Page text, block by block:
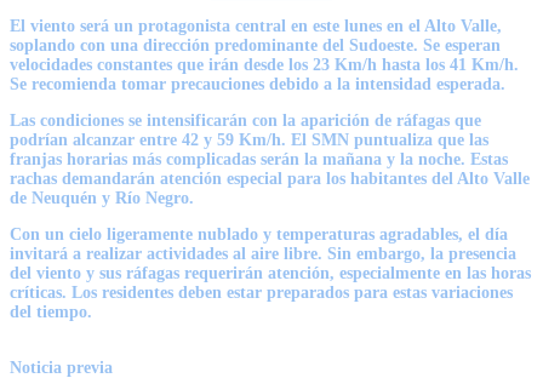
El viento será un protagonista central en este lunes en el Alto Valle,
soplando con una dirección predominante del Sudoeste. Se esperan
velocidades constantes que irán desde los 23 Km/h hasta los 41 Km/h.
Se recomienda tomar precauciones debido a la intensidad esperada.
Las condiciones se intensificarán con la aparición de ráfagas que
podrían alcanzar entre 42 y 59 Km/h. El SMN puntualiza que las
franjas horarias más complicadas serán la mañana y la noche. Estas
rachas demandarán atención especial para los habitantes del Alto Valle
de Neuquén y Río Negro.
Con un cielo ligeramente nublado y temperaturas agradables, el día
invitará a realizar actividades al aire libre. Sin embargo, la presencia
del viento y sus ráfagas requerirán atención, especialmente en las horas
críticas. Los residentes deben estar preparados para estas variaciones
del tiempo.
Noticia previa